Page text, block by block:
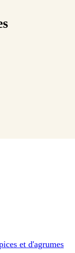
et d'agrumes